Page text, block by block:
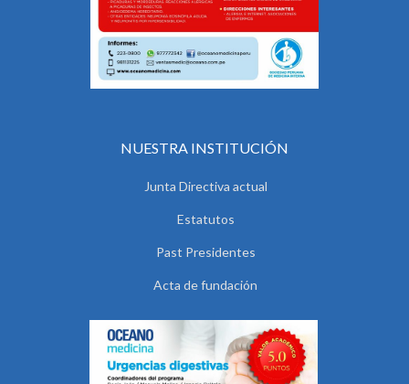
NUESTRA INSTITUCIÓN
Junta Directiva actual
Estatutos
Past Presidentes
Acta de fundación